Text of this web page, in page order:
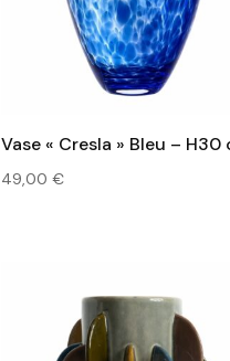
Vase « Cresla » Bleu – H30
49,00€